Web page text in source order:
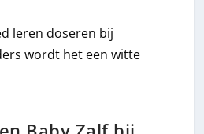
leren doseren bij
wordt het een witte